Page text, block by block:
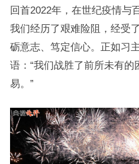
回首2022年，在世纪疫情与
我们经历了艰难险阻，经受
砺意志、笃定信心。正如习
语：“我们战胜了前所未有
易。”